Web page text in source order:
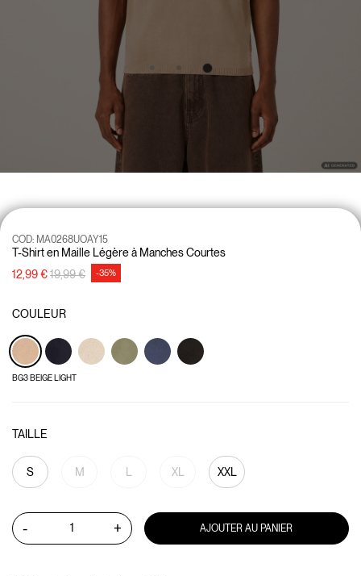
T-Shirt en Maille Légère à Manches Courtes
COD: MA0268UOAY15
12,99 €Prix réduit de
19,99 €à -35%
COULEUR
BG3 BEIGE LIGHT
TAILLE
S M XL XXL
- + AJOUTER AU PANIER